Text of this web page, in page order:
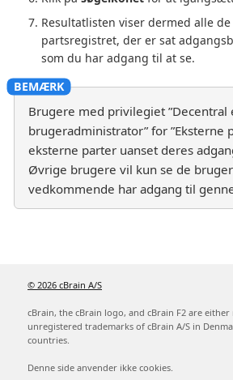
Resultatlisten viser dermed alle
partsregistret, der er sat
som du har adgang til at se.
Brugere med privilegiet ”Decentral
brugeradministrator” for ”Eksterne
eksterne parter uanset deres
Øvrige brugere vil kun se de
vedkommende har adgang til
© 2026 cBrain A/S
cBrain, the cBrain logo, and cBrain F2 are
unregistered trademarks of cBrain A/S in
countries.
Denne side anvender ikke cookies.